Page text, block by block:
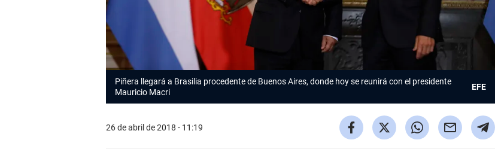
Piñera llegará a Brasilia procedente de Buenos Aires, donde hoy se reunirá con el presidente
Mauricio Macri
EFE
26 de abril de 2018 - 11:19